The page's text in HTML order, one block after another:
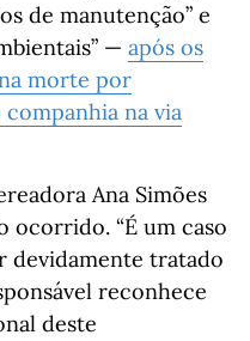
de manutenção” e
— após os
morte por
na via
Ana Simões
ocorrido. “É um caso
devidamente tratado
reconhece
deste